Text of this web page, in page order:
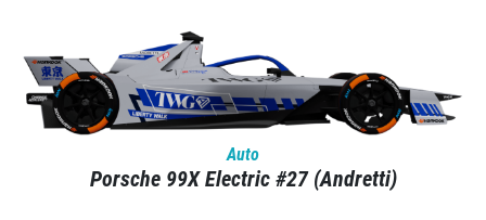
Auto
Porsche 99X Electric #27 (Andretti)